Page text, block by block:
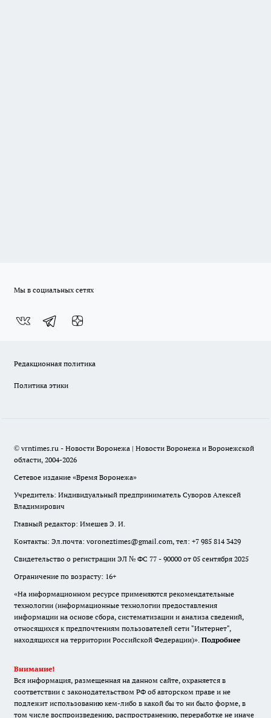
Мы в социальных сетях
Редакционная политика
Политика этики
© vrntimes.ru - Новости Воронежа | Новости Воронежа и Воронежской
области, 2004-2026
Сетевое издание «Время Воронежа»
Учредитель: Индивидуальный предприниматель Суворов Алексей
Владимирович
Главный редактор: Имешев Э. И.
Контакты: Эл.почта: voroneztimes@gmail.com, тел: +7 985 814 3429
Свидетельство о регистрации ЭЛ № ФС 77 - 90000 от 05 сентября 2025
Ограничение по возрасту: 16+
«На информационном ресурсе применяются рекомендательные
технологии (информационные технологии предоставления
информации на основе сбора, систематизации и анализа сведений,
относящихся к предпочтениям пользователей сети "Интернет",
находящихся на территории Российской Федерации)». Подробнее
Внимание!
Вся информация, размещенная на данном сайте, охраняется в
соответствии с законодательством РФ об авторском праве и не
подлежит использованию кем-либо в какой бы то ни было форме, в
том числе воспроизведению, распространению, переработке не иначе